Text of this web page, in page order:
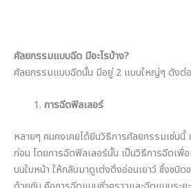
ศัลยกรรมแบบฉีด มีอะไรบ้าง?
ศัลยกรรมแบบฉีดนั้น มีอยู่ 2 แบบใหญ่ๆ ดังต่
การฉีดฟิลเลอร์
หลายๆ คนคงเคยได้ยินวิธีการศัลยกรรมเช่นนี้
ก่อน โดยการฉีดฟิลเลอร์นั้น เป็นวิธีการฉีดเพื่
บนใบหน้า ให้กลับมาดูเต่งตึงอ่อนเยาว์ ซึ่งชนิ